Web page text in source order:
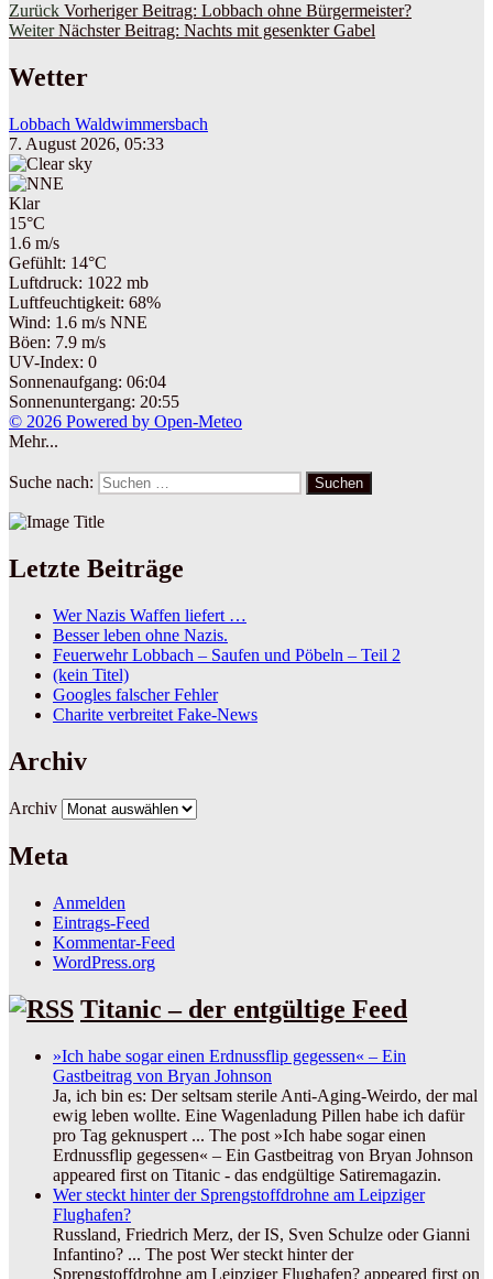
Zurück Vorheriger Beitrag: Lobbach ohne Bürgermeister?
Weiter Nächster Beitrag: Nachts mit gesenkter Gabel
Wetter
Lobbach Waldwimmersbach
7. August 2026, 05:33
Klar
15°C
1.6 m/s
Gefühlt: 14°C
Luftdruck: 1022 mb
Luftfeuchtigkeit: 68%
Wind: 1.6 m/s NNE
Böen: 7.9 m/s
UV-Index: 0
Sonnenaufgang: 06:04
Sonnenuntergang: 20:55
© 2026 Powered by Open-Meteo
Mehr...
Suche nach: Suchen
Letzte Beiträge
Wer Nazis Waffen liefert …
Besser leben ohne Nazis.
Feuerwehr Lobbach – Saufen und Pöbeln – Teil 2
(kein Titel)
Googles falscher Fehler
Charite verbreitet Fake-News
Archiv
Archiv
Meta
Anmelden
Eintrags-Feed
Kommentar-Feed
WordPress.org
Titanic – der entgültige Feed
»Ich habe sogar einen Erdnussflip gegessen« – Ein
Gastbeitrag von Bryan Johnson
Ja, ich bin es: Der seltsam sterile Anti-Aging-Weirdo, der mal
ewig leben wollte. Eine Wagenladung Pillen habe ich dafür
pro Tag geknuspert ... The post »Ich habe sogar einen
Erdnussflip gegessen« – Ein Gastbeitrag von Bryan Johnson
appeared first on Titanic - das endgültige Satiremagazin.
Wer steckt hinter der Sprengstoffdrohne am Leipziger
Flughafen?
Russland, Friedrich Merz, der IS, Sven Schulze oder Gianni
Infantino? ... The post Wer steckt hinter der
Sprengstoffdrohne am Leipziger Flughafen? appeared first on